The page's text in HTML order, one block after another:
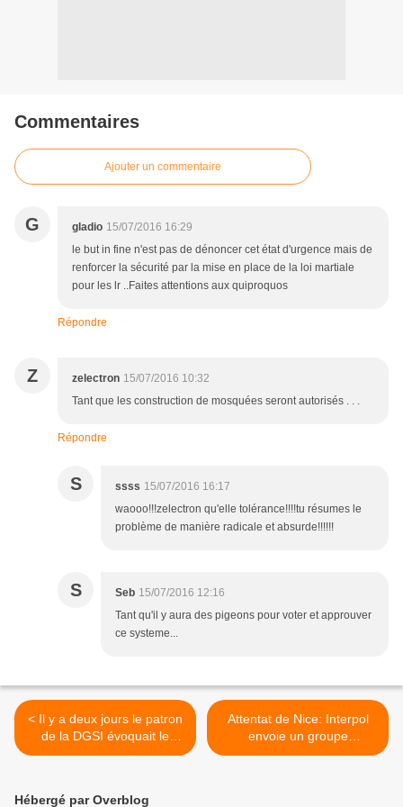
Commentaires
Ajouter un commentaire
G gladio 15/07/2016 16:29
le but in fine n'est pas de dénoncer cet état d'urgence mais de
renforcer la sécurité par la mise en place de la loi martiale
pour les lr ..Faites attentions aux quiproquos
Répondre
Z zelectron 15/07/2016 10:32
Tant que les construction de mosquées seront autorisés . . .
Répondre
S ssss 15/07/2016 16:17
waooo!!!zelectron qu'elle tolérance!!!!tu résumes le
problème de manière radicale et absurde!!!!!!
S Seb 15/07/2016 12:16
Tant qu'il y aura des pigeons pour voter et approuver
ce systeme...
< Il y a deux jours le patron
de la DGSI évoquait le
risque des voitures piégées
Attentat de Nice: Interpol
envoie un groupe
d'enquêteurs >
Hébergé par Overblog